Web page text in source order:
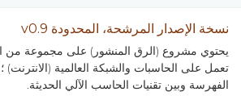
نسخة الإصدار المرشحة، المحدودة v0.9
يحتوي مشروع (الرق المنشور) على مجموعة من
تعمل على الحاسبات والشبكة العالمية
الفهرسة وبين تقنيات الحاسب الآلي الحديثة.